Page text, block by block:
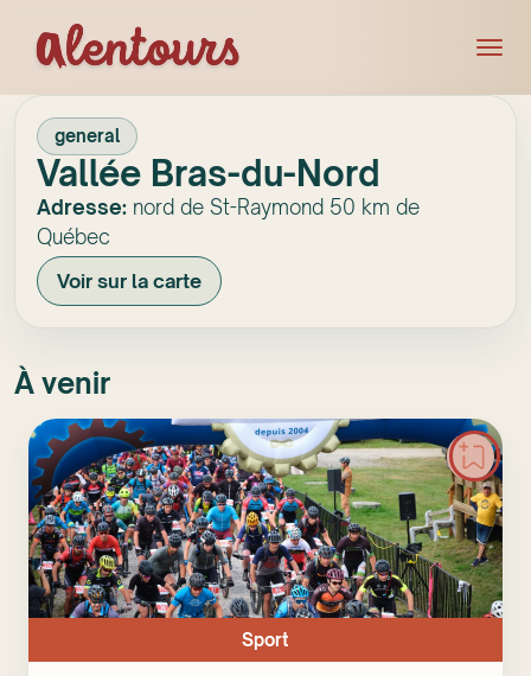
general
Vallée Bras-du-Nord
Adresse: nord de St-Raymond 50 km de
Québec
Voir sur la carte
À venir
Sport